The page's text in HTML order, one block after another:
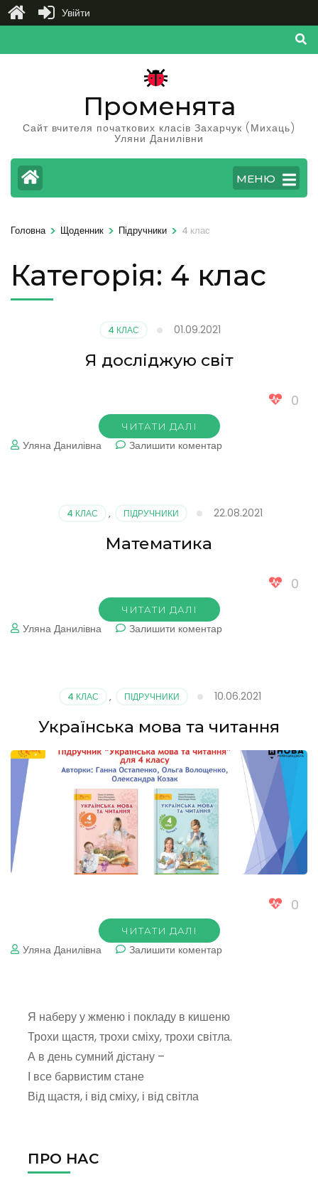
до
Променята
Сайт вчителя початкових класів Захарчук (Михаць)
Уляни Данилівни
МЕНЮ
Головна > Щоденник > Підручники > 4 клас
Категорія: 4 клас
4 КЛАС 01.09.2021
Я досліджую світ
0
ЧИТАТИ ДАЛІ
Уляна Данилівна Залишити коментардо
4 КЛАС , ПІДРУЧНИКИ 22.08.2021
Математика
0
ЧИТАТИ ДАЛІ
Уляна Данилівна Залишити коментардо
4 КЛАС , ПІДРУЧНИКИ 10.06.2021
Українська мова та читання
0
ЧИТАТИ ДАЛІ
Уляна Данилівна Залишити коментардо
Я наберу у жменю і покладу в кишеню
Трохи щастя, трохи сміху, трохи світла.
А в день сумний дістану –
І все барвистим стане
Від щастя, і від сміху, і від світла
ПРО НАС
Увійти